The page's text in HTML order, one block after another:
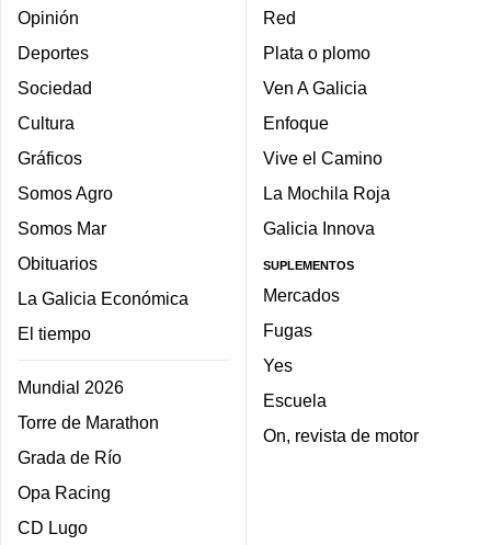
Opinión
Deportes
Sociedad
Cultura
Gráficos
Somos Agro
Somos Mar
Obituarios
La Galicia Económica
El tiempo
Mundial 2026
Torre de Marathon
Grada de Río
Opa Racing
CD Lugo
Red
Plata o plomo
Ven A Galicia
Enfoque
Vive el Camino
La Mochila Roja
Galicia Innova
SUPLEMENTOS
Mercados
Fugas
Yes
Escuela
On, revista de motor